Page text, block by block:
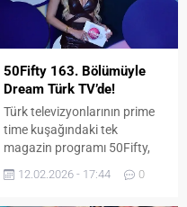
Suat Sakarya’nın
yönetmenliğini yaptığı
‘Yazılıp Adın Sol Tarafımda’
işlerini yürüttüğü Dubai
Firması sponsorluğunda
Dubai’de çeken...
50Fifty 163. Bölümüyle
Dream Türk TV’de!
Türk televizyonlarının prime
time kuşağındaki tek
magazin programı 50Fifty,
saat 20.00’de, 163.
12.02.2026 - 17:44 0